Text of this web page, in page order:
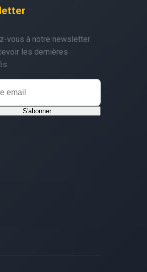
vous à notre newsletter
les dernières
S'abonner